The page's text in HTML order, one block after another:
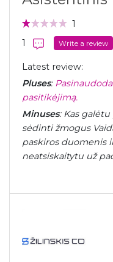
1
1
Write a review
Latest review:
Pluses:
pasitikėjimą.
Minuses: Kas
sėdinti žmogus
paskiros duomenis
neatsiskaitytu už